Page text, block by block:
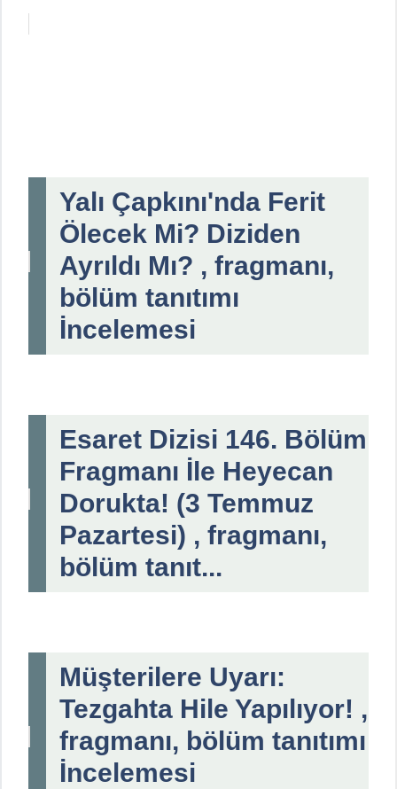
Yalı Çapkını'nda Ferit
Ölecek Mi? Diziden
Ayrıldı Mı? , fragmanı,
bölüm tanıtımı
İncelemesi
Esaret Dizisi 146. Bölüm
Fragmanı İle Heyecan
Dorukta! (3 Temmuz
Pazartesi) , fragmanı,
bölüm tanıt...
Müşterilere Uyarı:
Tezgahta Hile Yapılıyor! ,
fragmanı, bölüm tanıtımı
İncelemesi